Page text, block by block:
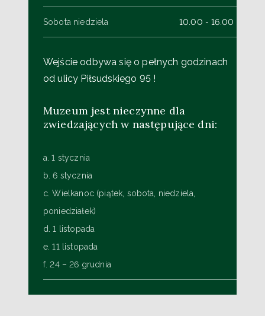
Sobota niedziela 10.00 - 16.00
Wejście odbywa się o pełnych godzinach
od ulicy Piłsudskiego 95 !
Muzeum jest nieczynne dla
zwiedzających w następujące dni:
a. 1 stycznia
b. 6 stycznia
c. Wielkanoc (piątek, sobota, niedziela,
poniedziałek)
d. 1 listopada
e. 11 listopada
f. 24 – 26 grudnia